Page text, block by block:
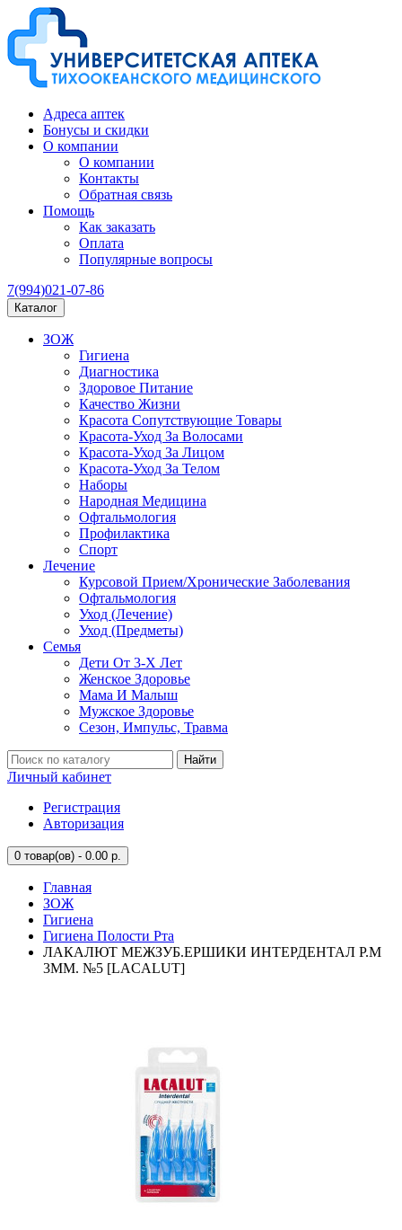
Адреса аптек
Бонусы и скидки
О компании
О компании
Контакты
Обратная связь
Помощь
Как заказать
Оплата
Популярные вопросы
7(994)021-07-86
Каталог
ЗОЖ
Гигиена
Диагностика
Здоровое Питание
Качество Жизни
Красота Сопутствующие Товары
Красота-Уход За Волосами
Красота-Уход За Лицом
Красота-Уход За Телом
Наборы
Народная Медицина
Офтальмология
Профилактика
Спорт
Лечение
Курсовой Прием/Хронические Заболевания
Офтальмология
Уход (Лечение)
Уход (Предметы)
Семья
Дети От 3-Х Лет
Женское Здоровье
Мама И Малыш
Мужское Здоровье
Сезон, Импульс, Травма
Найти
Личный кабинет
Регистрация
Авторизация
0 товар(ов) - 0.00 р.
Главная
ЗОЖ
Гигиена
Гигиена Полости Рта
ЛАКАЛЮТ МЕЖЗУБ.ЕРШИКИ ИНТЕРДЕНТАЛ Р.М
3ММ. №5 [LACALUT]